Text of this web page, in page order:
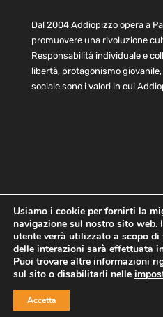
Dal 2004 Addiopizzo opera a
promuovere una rivoluzione
Responsabilità individuale e
libertà, protagonismo
sociale sono i valori in cui
Home Statuto e
Privacy
Cookie
Copyright © 2021 AddioPizzo
Usiamo i cookie per fornirti la
navigazione sul nostro sito web.
utente verrà utilizzato a scopo
delle interazioni sarà effettuata
Puoi trovare altre informazioni
sul sito o disabilitarli nelle
Accetta